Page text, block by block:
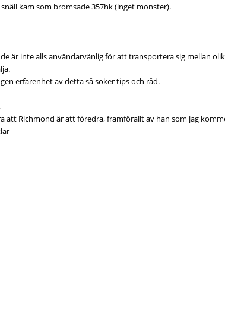
kam som bromsade 357hk (inget monster).
är inte alls användarvänlig för att transportera sig mellan
erfarenhet av detta så söker tips och råd.
att Richmond är att föredra, framförallt av han som jag